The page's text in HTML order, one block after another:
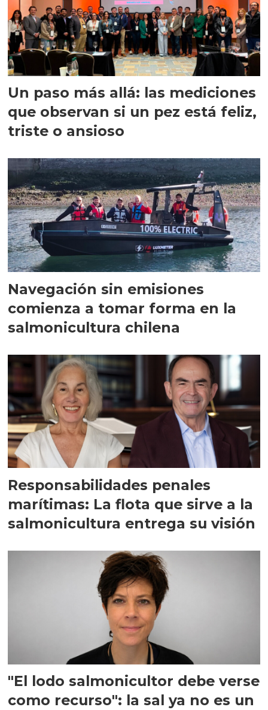
Un paso más allá: las mediciones
que observan si un pez está feliz,
triste o ansioso
Navegación sin emisiones
comienza a tomar forma en la
salmonicultura chilena
Responsabilidades penales
marítimas: La flota que sirve a la
salmonicultura entrega su visión
"El lodo salmonicultor debe verse
como recurso": la sal ya no es un